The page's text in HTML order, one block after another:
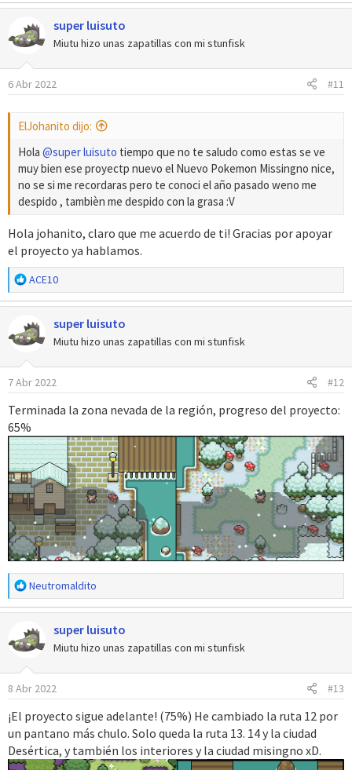
a
c
c
o
n
:
super luisuto
Miutu hizo unas zapatillas con mi stunfisk
6 Abr 2022 #11
ElJohanito dijo:
Hola @super luisuto tiempo que no te saludo como estas se ve
muy bien ese proyectp nuevo el Nuevo Pokemon Missingno nice,
no se si me recordaras pero te conoci el año pasado weno me
despido , tambièn me despido con la grasa :V
Hola johanito, claro que me acuerdo de ti! Gracias por apoyar
el proyecto ya hablamos.
R
e
a
c
c
o
n
s
:
ACE10
super luisuto
Miutu hizo unas zapatillas con mi stunfisk
7 Abr 2022 #12
Terminada la zona nevada de la región, progreso del proyecto:
65%
R
e
a
c
c
o
n
s
:
Neutromaldito
super luisuto
Miutu hizo unas zapatillas con mi stunfisk
8 Abr 2022 #13
¡El proyecto sigue adelante! (75%) He cambiado la ruta 12 por
un pantano más chulo. Solo queda la ruta 13. 14 y la ciudad
Desértica, y también los interiores y la ciudad misingno xD.